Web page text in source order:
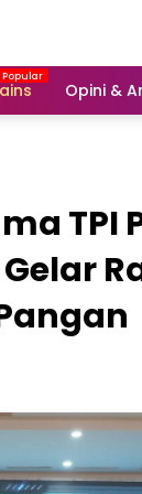
Opini &
TPI